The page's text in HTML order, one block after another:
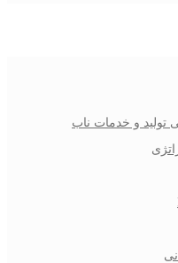
تولید و خدمات ناب